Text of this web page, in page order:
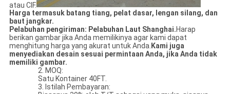
atau CIF.
Harga termasuk batang tiang, pelat dasar, lengan silang, dan
baut jangkar.
Pelabuhan pengiriman: Pelabuhan Laut Shanghai.Harap
berikan gambar jika Anda memilikinya agar kami dapat
menghitung harga yang akurat untuk Anda. Kami juga
menyediakan desain sesuai permintaan Anda, jika Anda tidak
memiliki gambar.
2. MOQ:
Satu Kontainer 40FT.
3. Istilah Pembayaran: